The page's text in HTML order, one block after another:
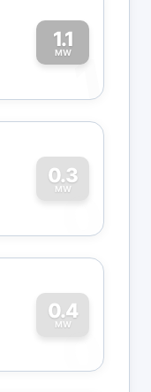
1.1
MW1
0.3
MW
0
0.4
MW
0